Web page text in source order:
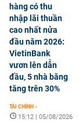
hàng có thu
nhập lãi thuần
cao nhất nửa
đầu năm 2026:
VietinBank
vươn lên dẫn
đầu, 5 nhà băng
tăng trên 30%
TÀI CHÍNH -
15:12 | 05/08/2026